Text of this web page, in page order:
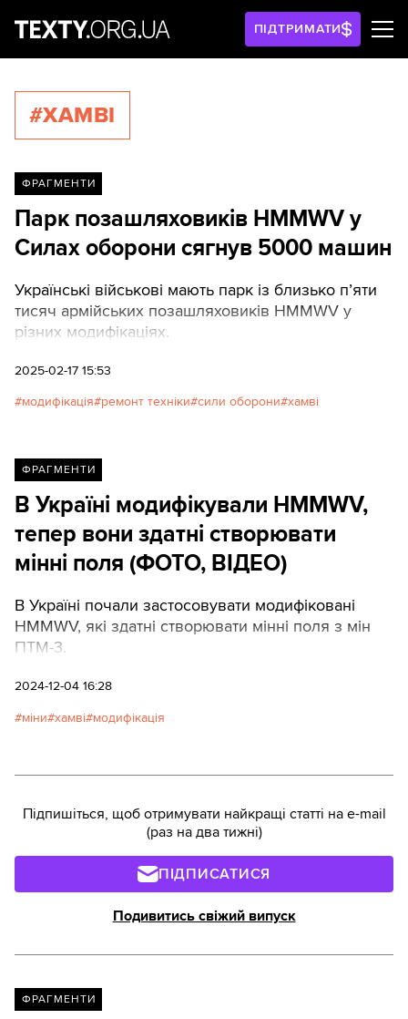
ПІДТРИМАТИ
#ХАМВІ
ФРАГМЕНТИ
Парк позашляховиків HMMWV у
Силах оборони сягнув 5000 машин
Українські військові мають парк із близько п’яти
тисяч армійських позашляховиків HMMWV у
різних модифікаціях.
2025-02-17 15:53
модифікація ремонт техніки сили оборони хамві
ФРАГМЕНТИ
В Україні модифікували HMMWV,
тепер вони здатні створювати
мінні поля (ФОТО, ВІДЕО)
В Україні почали застосовувати модифіковані
HMMWV, які здатні створювати мінні поля з мін
ПТМ-3.
2024-12-04 16:28
міни хамві модифікація
Підпишіться, щоб отримувати найкращі статті на e-mail
(раз на два тижні)
ПІДПИСАТИСЯ
Подивитись свіжий випуск
ФРАГМЕНТИ